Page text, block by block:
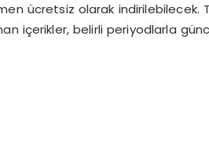
ücretsiz olarak indirilebilecek.
içerikler, belirli periyodlarla